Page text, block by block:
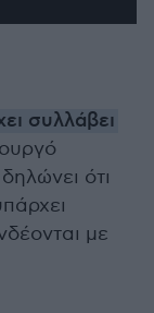
συλλάβει
ότι
με